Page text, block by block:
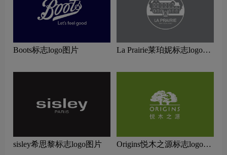
Boots标志logo图片
La Prairie莱珀妮标志logo图
sisley希思黎标志logo图片
Origins悦木之源标志logo图